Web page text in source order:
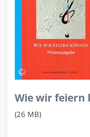
Wie wir feiern
(26 MB)